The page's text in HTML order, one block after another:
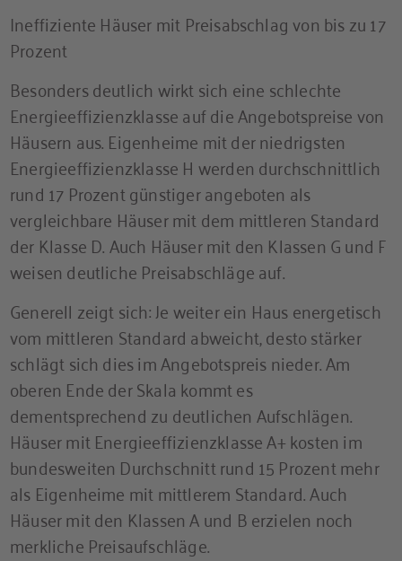
Ineffiziente Häuser mit Preisabschlag von bis zu 17
Prozent
Besonders deutlich wirkt sich eine schlechte
Energieeffizienzklasse auf die Angebotspreise von
Häusern aus. Eigenheime mit der niedrigsten
Energieeffizienzklasse H werden durchschnittlich
rund 17 Prozent günstiger angeboten als
vergleichbare Häuser mit dem mittleren Standard
der Klasse D. Auch Häuser mit den Klassen G und F
weisen deutliche Preisabschläge auf.
Generell zeigt sich: Je weiter ein Haus energetisch
vom mittleren Standard abweicht, desto stärker
schlägt sich dies im Angebotspreis nieder. Am
oberen Ende der Skala kommt es
dementsprechend zu deutlichen Aufschlägen.
Häuser mit Energieeffizienzklasse A+ kosten im
bundesweiten Durchschnitt rund 15 Prozent mehr
als Eigenheime mit mittlerem Standard. Auch
Häuser mit den Klassen A und B erzielen noch
merkliche Preisaufschläge.